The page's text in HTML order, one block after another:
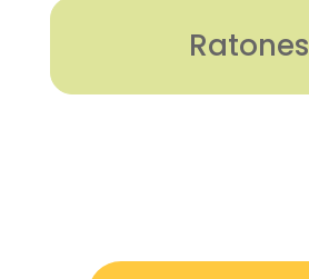
Ratones